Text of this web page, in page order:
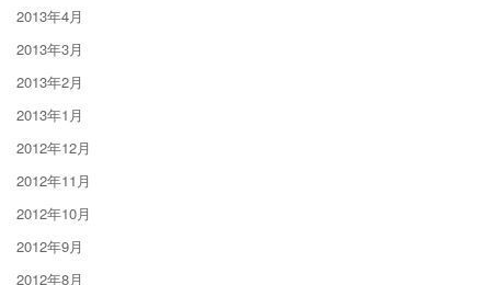
2013年4月
2013年3月
2013年2月
2013年1月
2012年12月
2012年11月
2012年10月
2012年9月
2012年8月